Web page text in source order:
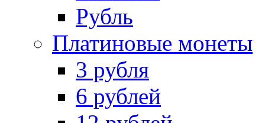
Рубль
Платиновые монеты
3 рубля
6 рублей